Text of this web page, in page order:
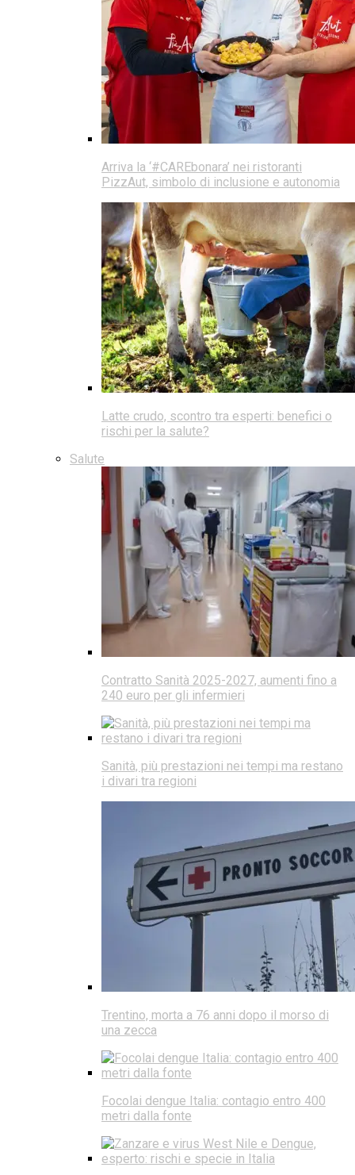
Arriva la ‘#CAREbonara’ nei ristoranti
PizzAut, simbolo di inclusione e autonomia
Latte crudo, scontro tra esperti: benefici o
rischi per la salute?
Salute
Contratto Sanità 2025-2027, aumenti fino a
240 euro per gli infermieri
Sanità, più prestazioni nei tempi ma restano
i divari tra regioni
Trentino, morta a 76 anni dopo il morso di
una zecca
Focolai dengue Italia: contagio entro 400
metri dalla fonte